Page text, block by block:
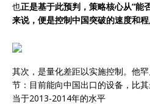
也正是基于此预判，策略核心从“能
来说，便是控制中国突破的速度和程
其次，是量化差距以实施控制。他
节：目前能向中国出口的设备，比
当于2013-2014年的水平